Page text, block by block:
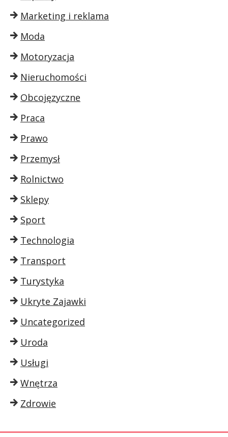
Marketing i reklama
Moda
Motoryzacja
Nieruchomości
Obcojęzyczne
Praca
Prawo
Przemysł
Rolnictwo
Sklepy
Sport
Technologia
Transport
Turystyka
Ukryte Zajawki
Uncategorized
Uroda
Usługi
Wnętrza
Zdrowie